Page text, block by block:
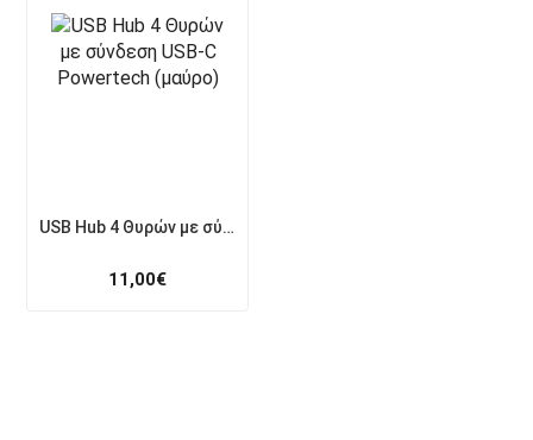
USB Hub 4 Θυρών με σύνδεση USB-C Powertech (μαύρο)
11,00€